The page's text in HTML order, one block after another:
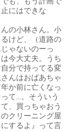
にはできな
んの小林さん。小
けど、（道路の
ゃないのーっ
今大丈夫。うち
分で持ってる変
んはおばあちゃ
か前に亡くなっ
て…。そういう
、買っちゃおう
クリーニング屋
するよ』って言